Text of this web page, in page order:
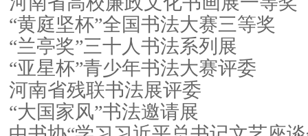
“黄庭坚杯”全国书法大赛三等奖
“兰亭奖”三十人书法系列展
“亚星杯”青少年书法大赛评委
河南省残联书法展评委
“大国家风”书法邀请展